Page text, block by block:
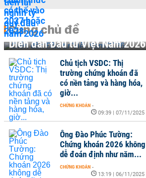
Cùng chủ đề
Diễn đàn Đầu tư Việt Nam 2026
Chủ tịch VSDC: Thị
trường chứng khoán đã
có nền tảng và hàng hóa,
giờ...
CHỨNG KHOÁN -
09:39 | 07/11/2025
Ông Đào Phúc Tường:
Chứng khoán 2026 không
dễ đoán định như năm...
CHỨNG KHOÁN -
13:19 | 06/11/2025